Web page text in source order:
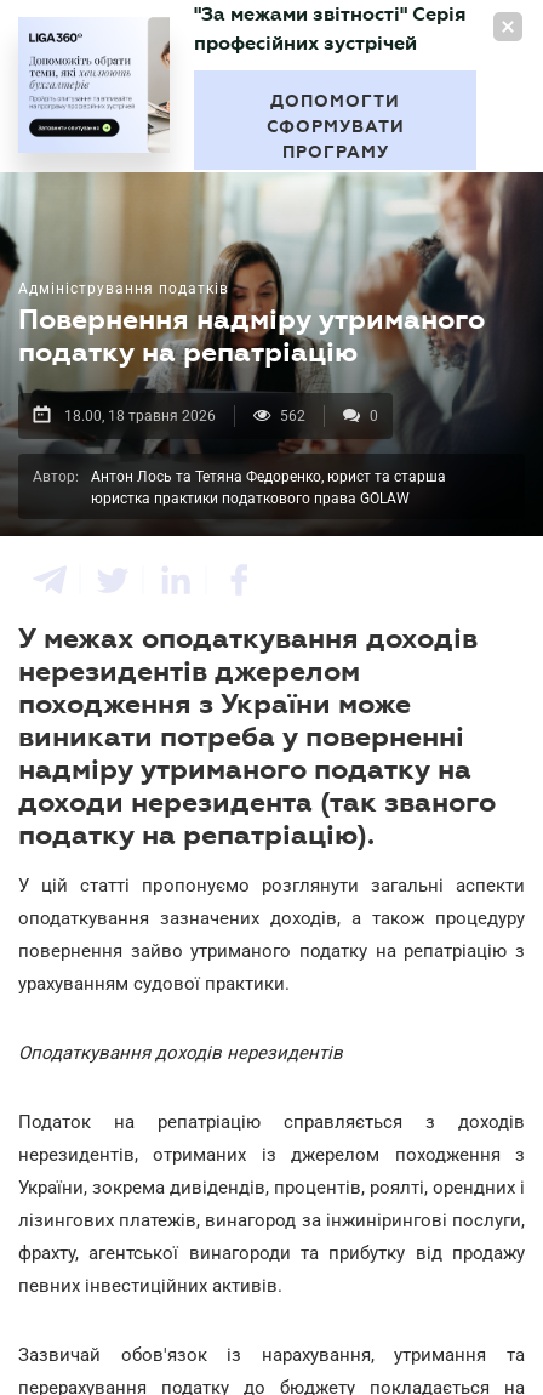
UA
БУХГАЛТЕР
"За межами звітності" Серія
професійних зустрічей
ДОПОМОГТИ
СФОРМУВАТИ
ПРОГРАМУ
Адміністрування податків
Повернення надміру утриманого
податку на репатріацію
18.00, 18 травня 2026 562 0
Автор:
Антон Лось та Тетяна Федоренко, юрист та старша
юристка практики податкового права GOLAW
У межах оподаткування доходів
нерезидентів джерелом
походження з України може
виникати потреба у поверненні
надміру утриманого податку на
доходи нерезидента (так званого
податку на репатріацію).
У цій статті пропонуємо розглянути загальні аспекти
оподаткування зазначених доходів, а також процедуру
повернення зайво утриманого податку на репатріацію з
урахуванням судової практики.
Оподаткування доходів нерезидентів
Податок на репатріацію справляється з доходів
нерезидентів, отриманих із джерелом походження з
України, зокрема дивідендів, процентів, роялті, орендних і
лізингових платежів, винагород за інжинірингові послуги,
фрахту, агентської винагороди та прибутку від продажу
певних інвестиційних активів.
Зазвичай обов'язок із нарахування, утримання та
перерахування податку до бюджету покладається на